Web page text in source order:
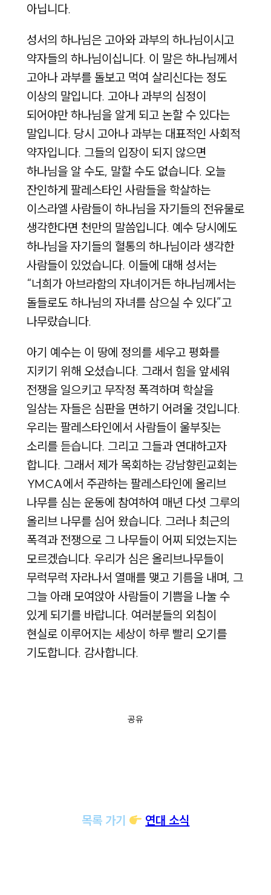
아닙니다.
성서의 하나님은 고아와 과부의 하나님이시고
약자들의 하나님이십니다. 이 말은 하나님께서
고아나 과부를 돌보고 먹여 살리신다는 정도
이상의 말입니다. 고아나 과부의 심정이
되어야만 하나님을 알게 되고 논할 수 있다는
말입니다. 당시 고아나 과부는 대표적인 사회적
약자입니다. 그들의 입장이 되지 않으면
하나님을 알 수도, 말할 수도 없습니다. 오늘
잔인하게 팔레스타인 사람들을 학살하는
이스라엘 사람들이 하나님을 자기들의 전유물로
생각한다면 천만의 말씀입니다. 예수 당시에도
하나님을 자기들의 혈통의 하나님이라 생각한
사람들이 있었습니다. 이들에 대해 성서는
“너희가 아브라함의 자녀이거든 하나님께서는
돌들로도 하나님의 자녀를 삼으실 수 있다”고
나무랐습니다.
아기 예수는 이 땅에 정의를 세우고 평화를
지키기 위해 오셨습니다. 그래서 힘을 앞세워
전쟁을 일으키고 무작정 폭격하며 학살을
일삼는 자들은 심판을 면하기 어려울 것입니다.
우리는 팔레스타인에서 사람들이 울부짖는
소리를 듣습니다. 그리고 그들과 연대하고자
합니다. 그래서 제가 목회하는 강남향린교회는
YMCA에서 주관하는 팔레스타인에 올리브
나무를 심는 운동에 참여하여 매년 다섯 그루의
올리브 나무를 심어 왔습니다. 그러나 최근의
폭격과 전쟁으로 그 나무들이 어찌 되었는지는
모르겠습니다. 우리가 심은 올리브나무들이
무럭무럭 자라나서 열매를 맺고 기름을 내며, 그
그늘 아래 모여앉아 사람들이 기쁨을 나눌 수
있게 되기를 바랍니다. 여러분들의 외침이
현실로 이루어지는 세상이 하루 빨리 오기를
기도합니다. 감사합니다.
공유
목록 가기 연대 소식